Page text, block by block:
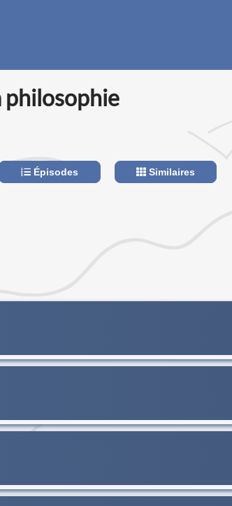
Épisodes Similaires